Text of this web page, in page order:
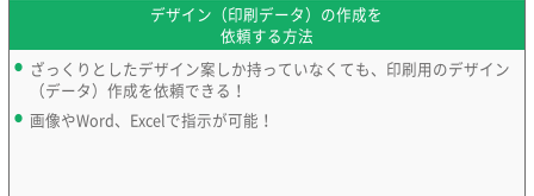
デザイン（印刷データ）の作成を
依頼する方法
ざっくりとしたデザイン案しか持っていなくても、印刷用のデザイン
（データ）作成を依頼できる！
画像やWord、Excelで指示が可能！